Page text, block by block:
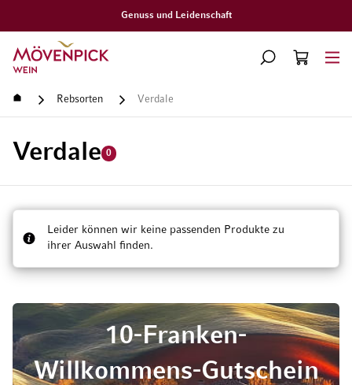
Genuss und Leidenschaft
Zur Startseite
SUCHE
WARENKORB
Startseite Rebsorten Verdale
Verdale 0
Leider können wir keine passenden Produkte zu
ihrer Auswahl finden.
10-Franken-
Willkommens-Gutschein